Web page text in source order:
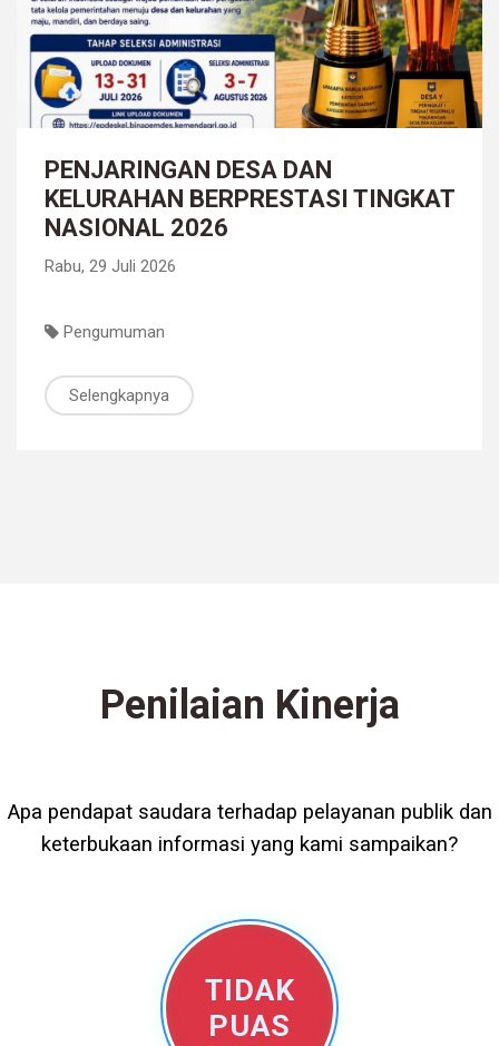
PENJARINGAN DESA DAN
KELURAHAN BERPRESTASI TINGKAT
NASIONAL 2026
Rabu, 29 Juli 2026
Pengumuman
Selengkapnya
Penilaian Kinerja
Apa pendapat saudara terhadap pelayanan publik dan
keterbukaan informasi yang kami sampaikan?
TIDAK
PUAS